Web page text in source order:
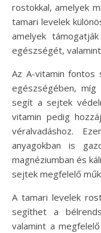
rostokkal, amelyek
tamari levelek
amelyek
egészségét,
Az A-vitamin
egészségében,
segít a sejtek
vitamin pedig
véralvadáshoz.
anyagokban is
magnéziumban és
sejtek megfelelő
A tamari levelek
segíthet a
valamint a